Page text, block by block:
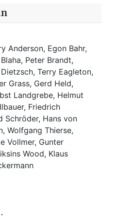
Anderson, Egon Bahr,
Peter Brandt,
Terry Eagleton,
Grass, Gerd Held,
Landgrebe, Helmut
Friedrich
Schröder, Hans von
Wolfgang Thierse,
Vollmer, Gunter
Wood, Klaus